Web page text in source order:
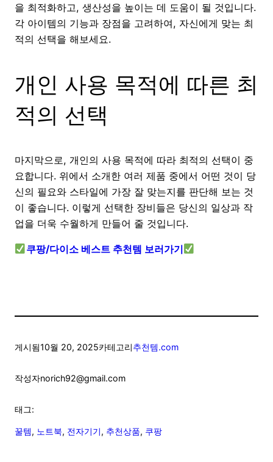
을 최적화하고, 생산성을 높이는 데 도움이 될 것입니다.
각 아이템의 기능과 장점을 고려하여, 자신에게 맞는 최
적의 선택을 해보세요.
개인 사용 목적에 따른 최
적의 선택
마지막으로, 개인의 사용 목적에 따라 최적의 선택이 중
요합니다. 위에서 소개한 여러 제품 중에서 어떤 것이 당
신의 필요와 스타일에 가장 잘 맞는지를 판단해 보는 것
이 좋습니다. 이렇게 선택한 장비들은 당신의 일상과 작
업을 더욱 수월하게 만들어 줄 것입니다.
쿠팡/다이소 베스트 추천템 보러가기
게시됨10월 20, 2025카테고리추천템.com
작성자norich92@gmail.com
태그:
꿀템, 노트북, 전자기기, 추천상품, 쿠팡